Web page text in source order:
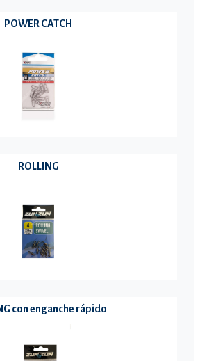
POWER CATCH
ROLLING
con enganche rápido